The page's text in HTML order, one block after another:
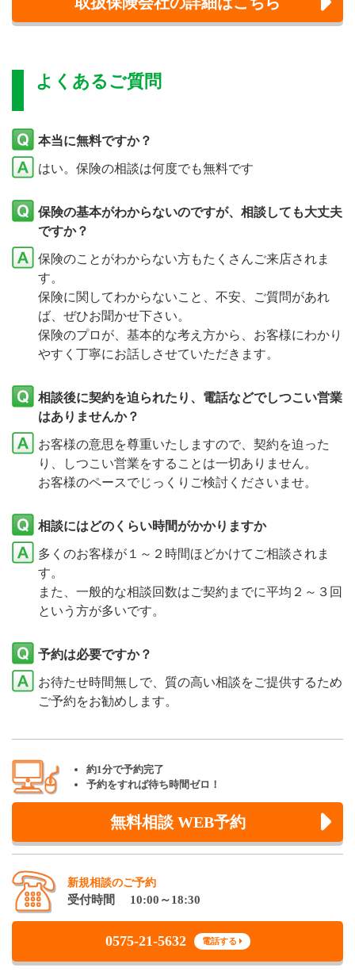
よくあるご質問
本当に無料ですか？
はい。保険の相談は何度でも無料です
保険の基本がわからないのですが、相談しても大丈夫
ですか？
保険のことがわからない方もたくさんご来店されま
す。
保険に関してわからないこと、不安、ご質問があれ
ば、ぜひお聞かせ下さい。
保険のプロが、基本的な考え方から、お客様にわかり
やすく丁寧にお話しさせていただきます。
相談後に契約を迫られたり、電話などでしつこい営業
はありませんか？
お客様の意思を尊重いたしますので、契約を迫った
り、しつこい営業をすることは一切ありません。
お客様のペースでじっくりご検討くださいませ。
相談にはどのくらい時間がかかりますか
多くのお客様が１～２時間ほどかけてご相談されま
す。
また、一般的な相談回数はご契約までに平均２～３回
という方が多いです。
予約は必要ですか？
お待たせ時間無しで、質の高い相談をご提供するため
ご予約をお勧めします。
約1分で予約完了
予約をすれば待ち時間ゼロ！
無料相談 WEB予約
新規相談のご予約
受付時間 10:00～18:30
0575-21-5632 電話する